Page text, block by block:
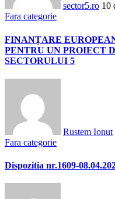
sector5.ro 10
Fara categorie
FINANȚARE
PENTRU UN PROIECT
SECTORULUI 5
Rustem Ionut
Fara categorie
Dispozitia nr.1609-